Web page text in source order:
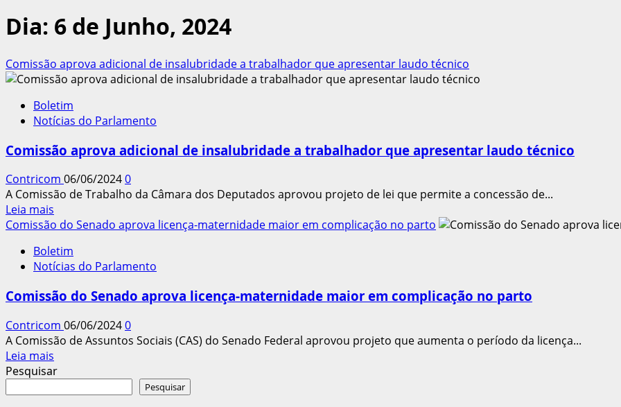
Dia: 6 de Junho, 2024
Comissão aprova adicional de insalubridade a trabalhador que apresentar laudo técnico
Boletim
Notícias do Parlamento
Comissão aprova adicional de insalubridade a trabalhador que apresentar laudo técnico
Contricom 06/06/20240
A Comissão de Trabalho da Câmara dos Deputados aprovou projeto de lei que permite a concessão de...
Leia mais
mais
Comissão
aprova
de
a
trabalhador
que
apresentar
laudo
Comissão do Senado aprova licença-maternidade maior em complicação no parto
Boletim
Notícias do Parlamento
Comissão do Senado aprova licença-maternidade maior em complicação no parto
Contricom 06/06/20240
A Comissão de Assuntos Sociais (CAS) do Senado Federal aprovou projeto que aumenta o período da licença...
Leia mais
mais
Pesquisar
Pesquisar